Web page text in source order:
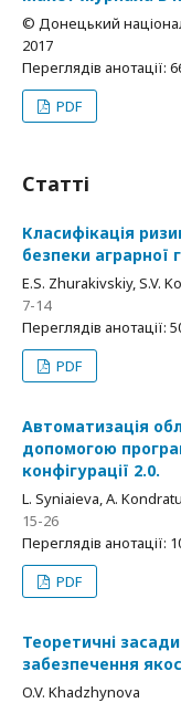
© Донецький
2017
Переглядів анотації:
PDF
Статті
Класифікація
безпеки аграрної
E.S. Zhurakivskiy, S.V.
7-14
Переглядів анотації:
PDF
Автоматизація
допомогою
конфігурації 2.0.
L. Syniaieva, A.
15-26
Переглядів анотації:
PDF
Теоретичні
забезпечення
O.V. Khadzhynova